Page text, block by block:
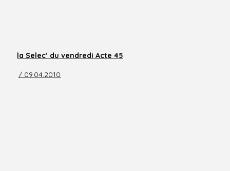
la Selec’ du vendredi Acte 45
/ 09.04.2010